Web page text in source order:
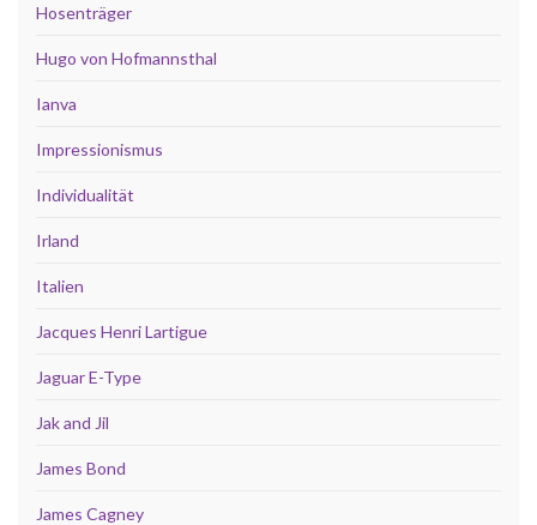
Hosenträger
Hugo von Hofmannsthal
Ianva
Impressionismus
Individualität
Irland
Italien
Jacques Henri Lartigue
Jaguar E-Type
Jak and Jil
James Bond
James Cagney